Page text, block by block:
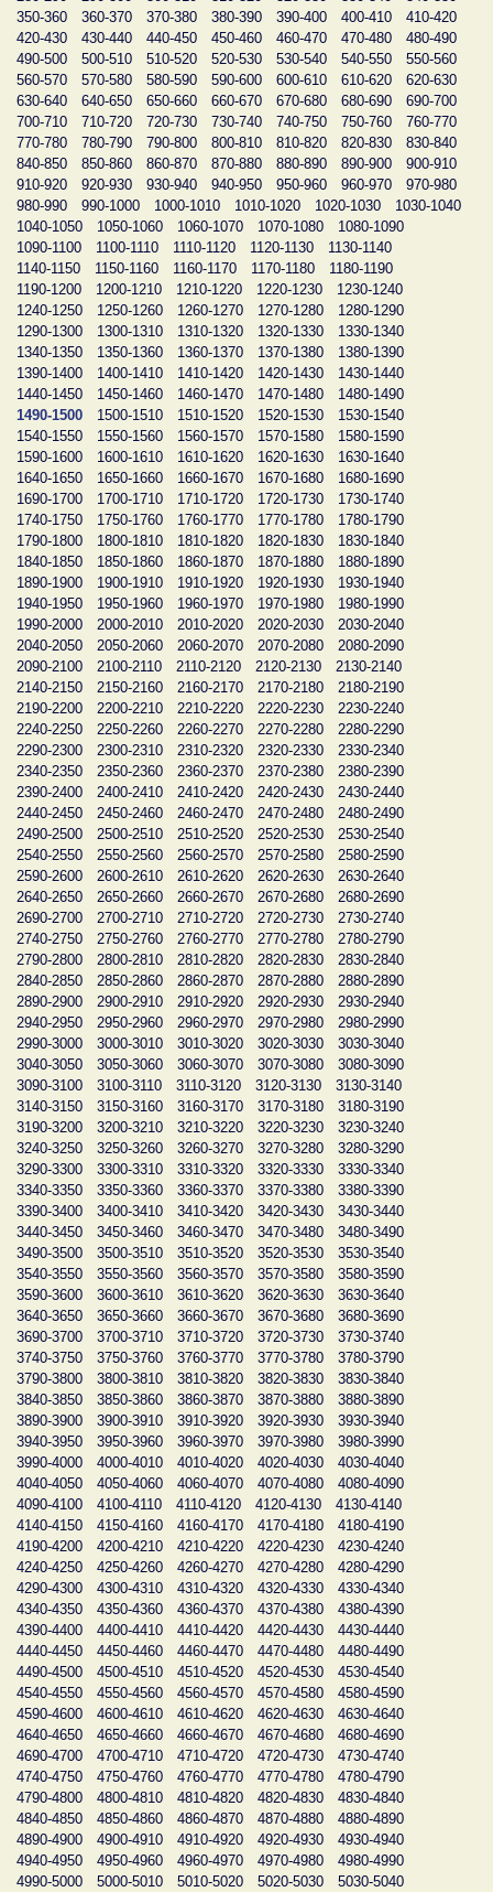
350-360
360-370 370-380 380-390 390-400 400-410
410-420
420-430
430-440 440-450 450-460 460-470 470-480
480-490
490-500
500-510 510-520 520-530 530-540 540-550
550-560
560-570
570-580 580-590 590-600 600-610 610-620
620-630
630-640
640-650 650-660 660-670 670-680 680-690
690-700
700-710
710-720 720-730 730-740 740-750 750-760
760-770
770-780
780-790 790-800 800-810 810-820 820-830
830-840
840-850
850-860 860-870 870-880 880-890 890-900
900-910
910-920
920-930 930-940 940-950 950-960 960-970
970-980
980-990
990-1000 1000-1010 1010-1020 1020-1030
1030-1040
1040-1050
1050-1060 1060-1070 1070-1080
1080-1090
1090-1100
1100-1110 1110-1120 1120-1130
1130-1140
1140-1150
1150-1160 1160-1170 1170-1180
1180-1190
1190-1200
1200-1210 1210-1220 1220-1230
1230-1240
1240-1250
1250-1260 1260-1270 1270-1280
1280-1290
1290-1300
1300-1310 1310-1320 1320-1330
1330-1340
1340-1350
1350-1360 1360-1370 1370-1380
1380-1390
1390-1400
1400-1410 1410-1420 1420-1430
1430-1440
1440-1450
1450-1460 1460-1470 1470-1480
1480-1490
1490-1500
1500-1510 1510-1520 1520-1530
1530-1540
1540-1550
1550-1560 1560-1570 1570-1580
1580-1590
1590-1600
1600-1610 1610-1620 1620-1630
1630-1640
1640-1650
1650-1660 1660-1670 1670-1680
1680-1690
1690-1700
1700-1710 1710-1720 1720-1730
1730-1740
1740-1750
1750-1760 1760-1770 1770-1780
1780-1790
1790-1800
1800-1810 1810-1820 1820-1830
1830-1840
1840-1850
1850-1860 1860-1870 1870-1880
1880-1890
1890-1900
1900-1910 1910-1920 1920-1930
1930-1940
1940-1950
1950-1960 1960-1970 1970-1980
1980-1990
1990-2000
2000-2010 2010-2020 2020-2030
2030-2040
2040-2050
2050-2060 2060-2070 2070-2080
2080-2090
2090-2100
2100-2110 2110-2120 2120-2130
2130-2140
2140-2150
2150-2160 2160-2170 2170-2180
2180-2190
2190-2200
2200-2210 2210-2220 2220-2230
2230-2240
2240-2250
2250-2260 2260-2270 2270-2280
2280-2290
2290-2300
2300-2310 2310-2320 2320-2330
2330-2340
2340-2350
2350-2360 2360-2370 2370-2380
2380-2390
2390-2400
2400-2410 2410-2420 2420-2430
2430-2440
2440-2450
2450-2460 2460-2470 2470-2480
2480-2490
2490-2500
2500-2510 2510-2520 2520-2530
2530-2540
2540-2550
2550-2560 2560-2570 2570-2580
2580-2590
2590-2600
2600-2610 2610-2620 2620-2630
2630-2640
2640-2650
2650-2660 2660-2670 2670-2680
2680-2690
2690-2700
2700-2710 2710-2720 2720-2730
2730-2740
2740-2750
2750-2760 2760-2770 2770-2780
2780-2790
2790-2800
2800-2810 2810-2820 2820-2830
2830-2840
2840-2850
2850-2860 2860-2870 2870-2880
2880-2890
2890-2900
2900-2910 2910-2920 2920-2930
2930-2940
2940-2950
2950-2960 2960-2970 2970-2980
2980-2990
2990-3000
3000-3010 3010-3020 3020-3030
3030-3040
3040-3050
3050-3060 3060-3070 3070-3080
3080-3090
3090-3100
3100-3110 3110-3120 3120-3130
3130-3140
3140-3150
3150-3160 3160-3170 3170-3180
3180-3190
3190-3200
3200-3210 3210-3220 3220-3230
3230-3240
3240-3250
3250-3260 3260-3270 3270-3280
3280-3290
3290-3300
3300-3310 3310-3320 3320-3330
3330-3340
3340-3350
3350-3360 3360-3370 3370-3380
3380-3390
3390-3400
3400-3410 3410-3420 3420-3430
3430-3440
3440-3450
3450-3460 3460-3470 3470-3480
3480-3490
3490-3500
3500-3510 3510-3520 3520-3530
3530-3540
3540-3550
3550-3560 3560-3570 3570-3580
3580-3590
3590-3600
3600-3610 3610-3620 3620-3630
3630-3640
3640-3650
3650-3660 3660-3670 3670-3680
3680-3690
3690-3700
3700-3710 3710-3720 3720-3730
3730-3740
3740-3750
3750-3760 3760-3770 3770-3780
3780-3790
3790-3800
3800-3810 3810-3820 3820-3830
3830-3840
3840-3850
3850-3860 3860-3870 3870-3880
3880-3890
3890-3900
3900-3910 3910-3920 3920-3930
3930-3940
3940-3950
3950-3960 3960-3970 3970-3980
3980-3990
3990-4000
4000-4010 4010-4020 4020-4030
4030-4040
4040-4050
4050-4060 4060-4070 4070-4080
4080-4090
4090-4100
4100-4110 4110-4120 4120-4130
4130-4140
4140-4150
4150-4160 4160-4170 4170-4180
4180-4190
4190-4200
4200-4210 4210-4220 4220-4230
4230-4240
4240-4250
4250-4260 4260-4270 4270-4280
4280-4290
4290-4300
4300-4310 4310-4320 4320-4330
4330-4340
4340-4350
4350-4360 4360-4370 4370-4380
4380-4390
4390-4400
4400-4410 4410-4420 4420-4430
4430-4440
4440-4450
4450-4460 4460-4470 4470-4480
4480-4490
4490-4500
4500-4510 4510-4520 4520-4530
4530-4540
4540-4550
4550-4560 4560-4570 4570-4580
4580-4590
4590-4600
4600-4610 4610-4620 4620-4630
4630-4640
4640-4650
4650-4660 4660-4670 4670-4680
4680-4690
4690-4700
4700-4710 4710-4720 4720-4730
4730-4740
4740-4750
4750-4760 4760-4770 4770-4780
4780-4790
4790-4800
4800-4810 4810-4820 4820-4830
4830-4840
4840-4850
4850-4860 4860-4870 4870-4880
4880-4890
4890-4900
4900-4910 4910-4920 4920-4930
4930-4940
4940-4950
4950-4960 4960-4970 4970-4980
4980-4990
4990-5000
5000-5010 5010-5020 5020-5030
5030-5040